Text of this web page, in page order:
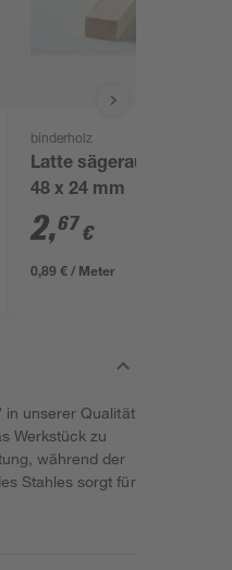
binderholz
Latte sägerau 3000 x
48 x 24 mm
2,67€
0,89 € / Meter
in unserer Qualität
Werkstück zu
während der
Stahles sorgt für